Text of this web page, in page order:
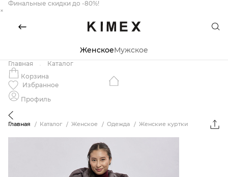
Финальные скидки до -80%!
×
ЖенскоеМужское
Главная
Каталог
Корзина
Избранное
Профиль
Главная Каталог Женское Одежда Женские куртки